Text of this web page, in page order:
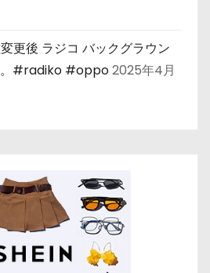
更後 ラジコ バックグラウン
。#radiko #oppo2025年4月